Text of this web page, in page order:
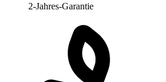
2-Jahres-Garantie